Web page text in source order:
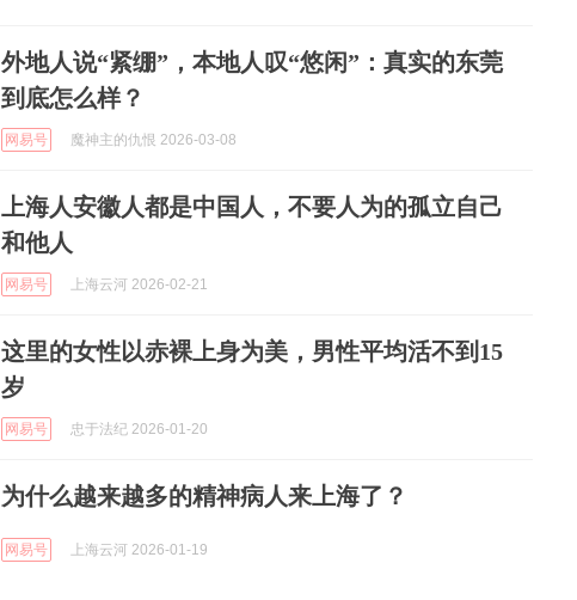
外地人说“紧绷”，本地人叹“悠闲”：真实的东莞
到底怎么样？
网易号 魔神主的仇恨 2026-03-08
上海人安徽人都是中国人，不要人为的孤立自己
和他人
网易号 上海云河 2026-02-21
这里的女性以赤裸上身为美，男性平均活不到15
岁
网易号 忠于法纪 2026-01-20
为什么越来越多的精神病人来上海了？
网易号 上海云河 2026-01-19